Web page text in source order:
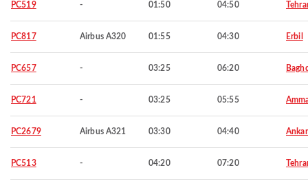
PC519 - 01:50 04:50
PC817 Airbus A320 01:55 04:30 Erbil
PC657 - 03:25 06:20
PC721 - 03:25 05:55
PC2679 Airbus A321 03:30 04:40
PC513 - 04:20 07:20